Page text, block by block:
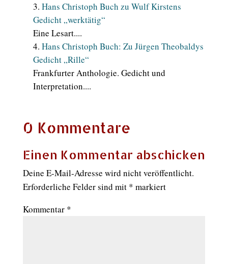
Hans Christoph Buch zu Wulf Kirstens
Gedicht „werktätig“
Eine Lesart....
Hans Christoph Buch: Zu Jürgen Theobaldys
Gedicht „Rille“
Frankfurter Anthologie. Gedicht und
Interpretation....
0 Kommentare
Einen Kommentar abschicken
Deine E-Mail-Adresse wird nicht veröffentlicht.
Erforderliche Felder sind mit * markiert
Kommentar *